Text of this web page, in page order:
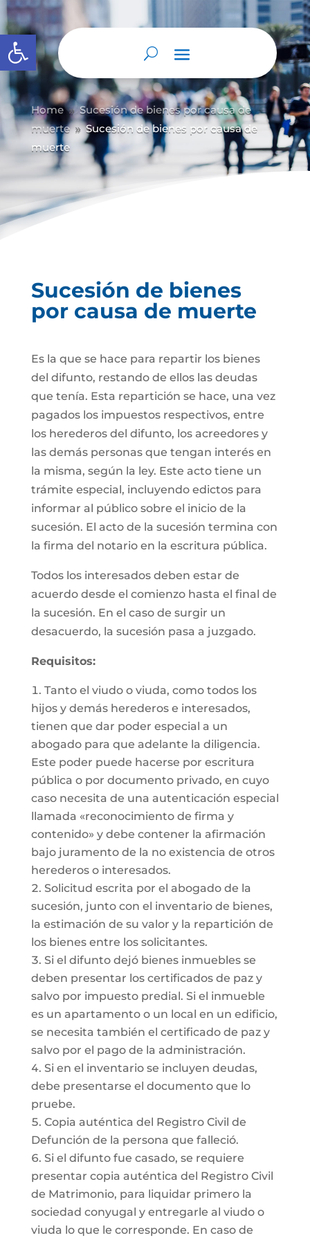
Abrir barra de herramientas
Home 9 Sucesión de bienes por causa de
muerte 9 Sucesión de bienes por causa de
muerte
Sucesión de bienes
por causa de muerte
Es la que se hace para repartir los bienes
del difunto, restando de ellos las deudas
que tenía. Esta repartición se hace, una vez
pagados los impuestos respectivos, entre
los herederos del difunto, los acreedores y
las demás personas que tengan interés en
la misma, según la ley. Este acto tiene un
trámite especial, incluyendo edictos para
informar al público sobre el inicio de la
sucesión. El acto de la sucesión termina con
la firma del notario en la escritura pública.
Todos los interesados deben estar de
acuerdo desde el comienzo hasta el final de
la sucesión. En el caso de surgir un
desacuerdo, la sucesión pasa a juzgado.
Requisitos:
Tanto el viudo o viuda, como todos los
hijos y demás herederos e interesados,
tienen que dar poder especial a un
abogado para que adelante la diligencia.
Este poder puede hacerse por escritura
pública o por documento privado, en cuyo
caso necesita de una autenticación especial
llamada «reconocimiento de firma y
contenido» y debe contener la afirmación
bajo juramento de la no existencia de otros
herederos o interesados.
Solicitud escrita por el abogado de la
sucesión, junto con el inventario de bienes,
la estimación de su valor y la repartición de
los bienes entre los solicitantes.
Si el difunto dejó bienes inmuebles se
deben presentar los certificados de paz y
salvo por impuesto predial. Si el inmueble
es un apartamento o un local en un edificio,
se necesita también el certificado de paz y
salvo por el pago de la administración.
Si en el inventario se incluyen deudas,
debe presentarse el documento que lo
pruebe.
Copia auténtica del Registro Civil de
Defunción de la persona que falleció.
Si el difunto fue casado, se requiere
presentar copia auténtica del Registro Civil
de Matrimonio, para liquidar primero la
sociedad conyugal y entregarle al viudo o
viuda lo que le corresponde. En caso de